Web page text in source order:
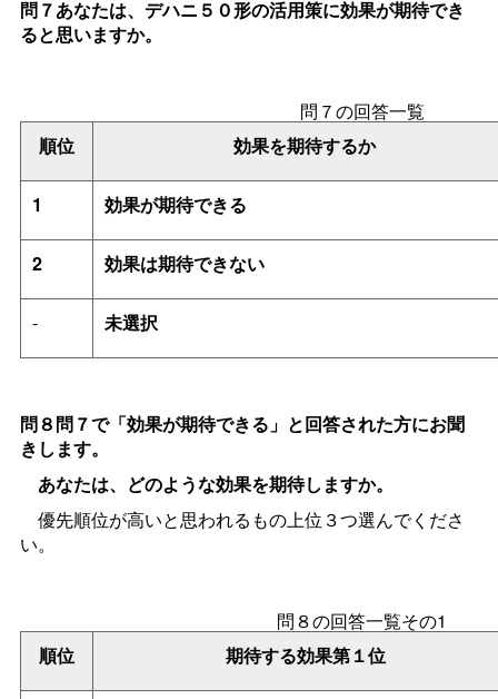
問７あなたは、デハニ５０形の活用策に効果が期待でき
ると思いますか。
順位 効果を期待するか
問７の回答一覧
1 効果が期待できる
2 効果は期待できない
- 未選択
問８問７で「効果が期待できる」と回答された方にお聞
きします。
あなたは、どのような効果を期待しますか。
優先順位が高いと思われるもの上位３つ選んでくださ
い。
順位 期待する効果第１位
問８の回答一覧その1